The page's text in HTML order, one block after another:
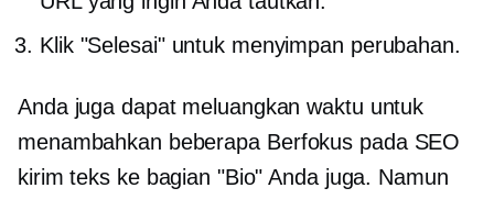
Klik "Selesai" untuk menyimpan perubahan.
Anda juga dapat meluangkan waktu untuk
menambahkan beberapa Berfokus pada SEO
kirim teks ke bagian "Bio" Anda juga. Namun